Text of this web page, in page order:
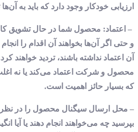
ارزیابی خودکار وجود دارد که باید به
– اعتماد: محصول شما در حال تشویق
و حتی اگر آن‌ها بخواهند آن اقدام را
آن اعتماد نداشته باشند، تردید خواهند
محصول و شرکت اعتماد می‌کند یا نه
که بسیار حائز اهمیت است.
– محل ارسال سیگنال محصول را در نظر
بپرسید چه می‌خواهند انجام دهند یا آیا